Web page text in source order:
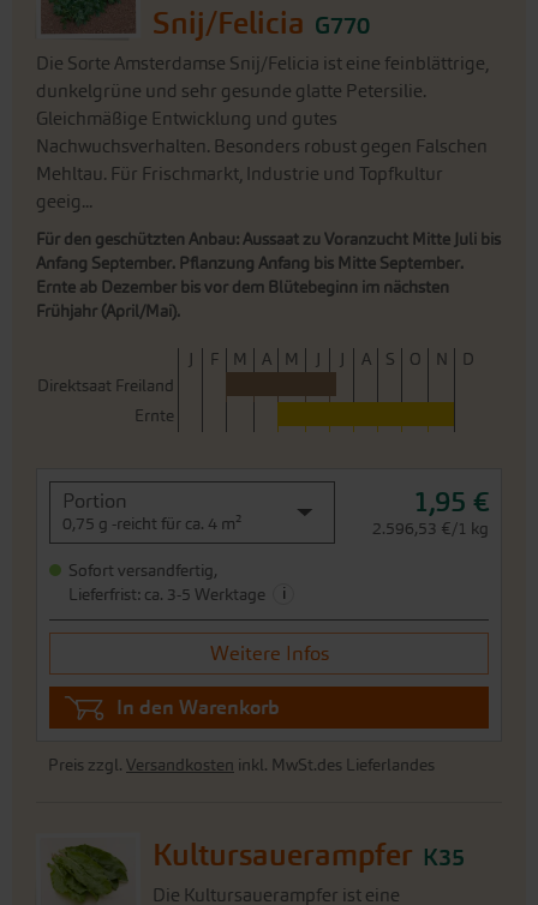
Snij/Felicia G770
Die Sorte Amsterdamse Snij/Felicia ist eine feinblättrige,
dunkelgrüne und sehr gesunde glatte Petersilie.
Gleichmäßige Entwicklung und gutes
Nachwuchsverhalten. Besonders robust gegen Falschen
Mehltau. Für Frischmarkt, Industrie und Topfkultur
geeig...
Für den geschützten Anbau: Aussaat zu Voranzucht Mitte Juli bis
Anfang September. Pflanzung Anfang bis Mitte September.
Ernte ab Dezember bis vor dem Blütebeginn im nächsten
Frühjahr (April/Mai).
J F M A M J J A S O N
D
Direktsaat Freiland
Ernte
Portion
0,75 g -reicht für ca. 4 m²
1,95 €
2.596,53 €/1 kg
Sofort versandfertig,
Lieferfrist: ca. 3-5 Werktage
i
Weitere Infos
In den Warenkorb
Preis zzgl. Versandkosten inkl. MwSt.des Lieferlandes
Kultursauerampfer K35
Die Kultursauerampfer ist eine